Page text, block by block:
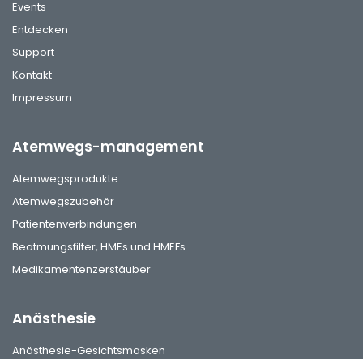
Events
Entdecken
Support
Kontakt
Impressum
Atemwegs-management
Atemwegsprodukte
Atemwegszubehör
Patientenverbindungen
Beatmungsfilter, HMEs und HMEFs
Medikamentenzerstäuber
Anästhesie
Anästhesie-Gesichtsmasken